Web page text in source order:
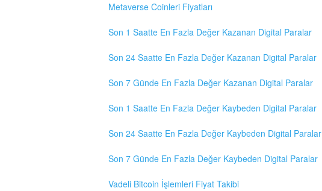
Metaverse Coinleri Fiyatları
Son 1 Saatte En Fazla Değer Kazanan Digital Paralar
Son 24 Saatte En Fazla Değer Kazanan Digital Paralar
Son 7 Günde En Fazla Değer Kazanan Digital Paralar
Son 1 Saatte En Fazla Değer Kaybeden Digital Paralar
Son 24 Saatte En Fazla Değer Kaybeden Digital Paralar
Son 7 Günde En Fazla Değer Kaybeden Digital Paralar
Vadeli Bitcoin İşlemleri Fiyat Takibi